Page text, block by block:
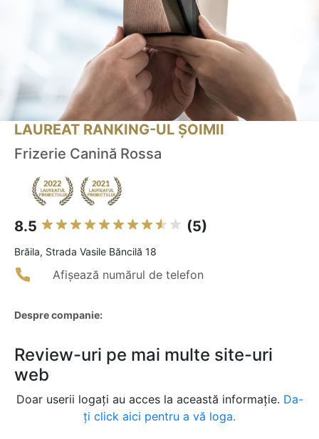
LAUREAT RANKING-UL ȘOIMII
Frizerie Canină Rossa
8.5 (5)
Brăila, Strada Vasile Băncilă 18
Afișează numărul de telefon
Despre companie:
Review-uri pe mai multe site-uri
web
Doar userii logați au acces la această informație. Da-
ți click aici pentru a vă loga.